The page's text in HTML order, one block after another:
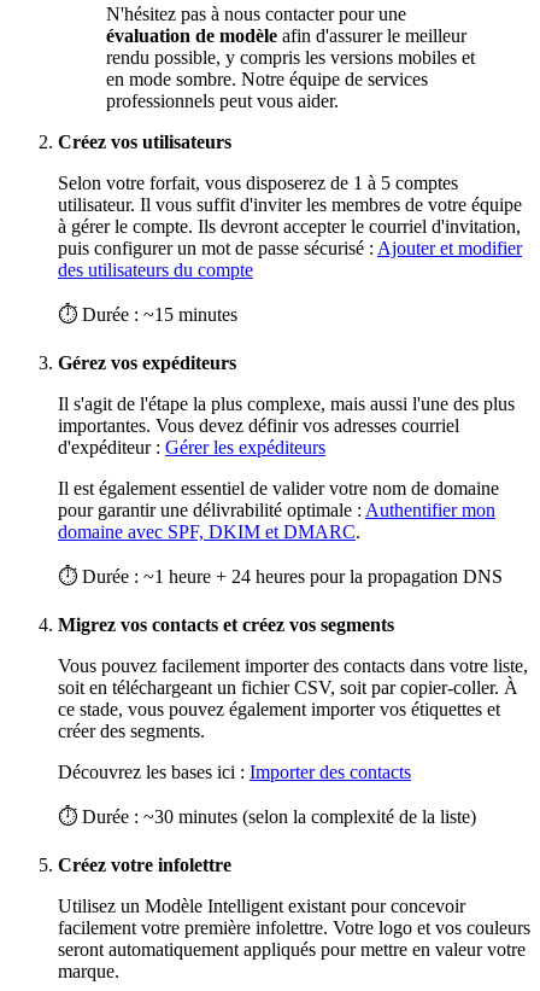
N'hésitez pas à nous contacter pour une
évaluation de modèle afin d'assurer le meilleur
rendu possible, y compris les versions mobiles et
en mode sombre. Notre équipe de services
professionnels peut vous aider.
Créez vos utilisateurs
Selon votre forfait, vous disposerez de 1 à 5 comptes
utilisateur. Il vous suffit d'inviter les membres de votre équipe
à gérer le compte. Ils devront accepter le courriel d'invitation,
puis configurer un mot de passe sécurisé : Ajouter et modifier
des utilisateurs du compte
⏱ Durée : ~15 minutes
Gérez vos expéditeurs
Il s'agit de l'étape la plus complexe, mais aussi l'une des plus
importantes. Vous devez définir vos adresses courriel
d'expéditeur : Gérer les expéditeurs
Il est également essentiel de valider votre nom de domaine
pour garantir une délivrabilité optimale : Authentifier mon
domaine avec SPF, DKIM et DMARC.
⏱ Durée : ~1 heure + 24 heures pour la propagation DNS
Migrez vos contacts et créez vos segments
Vous pouvez facilement importer des contacts dans votre liste,
soit en téléchargeant un fichier CSV, soit par copier-coller. À
ce stade, vous pouvez également importer vos étiquettes et
créer des segments.
Découvrez les bases ici : Importer des contacts
⏱ Durée : ~30 minutes (selon la complexité de la liste)
Créez votre infolettre
Utilisez un Modèle Intelligent existant pour concevoir
facilement votre première infolettre. Votre logo et vos couleurs
seront automatiquement appliqués pour mettre en valeur votre
marque.